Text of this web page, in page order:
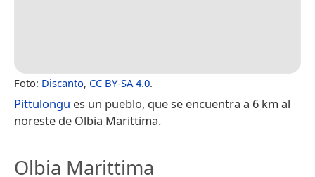
Foto: Discanto, CC BY-SA 4.0.
Pittulongu es un pueblo, que se encuentra a 6 km al
noreste de Olbia Marittima.
Olbia Marittima